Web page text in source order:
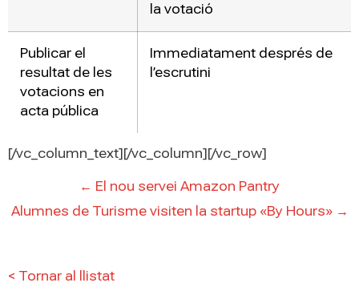
la votació
Publicar el
resultat de les
votacions en
acta pública
Immediatament després de
l’escrutini
[/vc_column_text][/vc_column][/vc_row]
← El nou servei Amazon Pantry
Alumnes de Turisme visiten la startup «By Hours» →
< Tornar al llistat